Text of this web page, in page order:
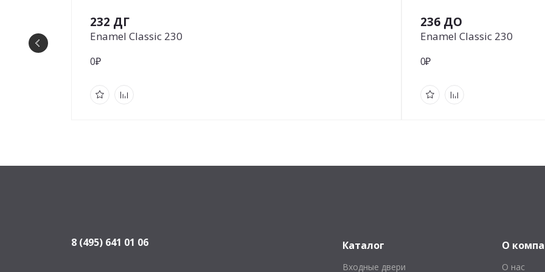
232 ДГ
Enamel Classic 230
0₽
236 ДО
Enamel Classic 230
0₽
8 (495) 641 01 06 Каталог
Входные двери
О
О нас